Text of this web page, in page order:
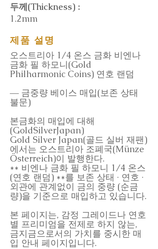
두께(Thickness) :
1.2mm
제품 설명
오스트리아 1/4 온스 금화 비엔나
금화 필 하모니(Gold
Philharmonic Coins) 연호 랜덤
― 금중량 베이스 매입(보존 상태
불문)
본금화의 매입에 대해
(GoldSilverJapan)
Gold Silver Japan(골드 실버 재팬)
에서는 오스트리아 조폐국(Münze
Österreich)이 발행한다.
** 비엔나 금화 필 하모니 1/4 온스
(연호 랜덤) **를 보존 상태 · 연호 ·
외관에 관계없이 금의 중량 (순금
량)을 기준으로 매입하고 있습니다.
본 페이지는, 감정 그레이드나 연호
별 프리미엄을 전제로 하지 않는,
금지금으로서의 가치를 중시한 매
입 안내 페이지입니다.